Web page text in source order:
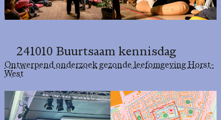
241010 Buurtsaam kennisdag
Ontwerpend onderzoek gezonde leefomgeving Horst-
West